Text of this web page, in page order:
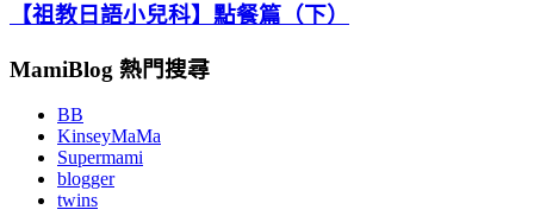
【祖教日語小兒科】點餐篇（下）
MamiBlog 熱門搜尋
BB
KinseyMaMa
Supermami
blogger
twins